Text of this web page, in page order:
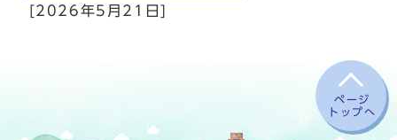
[2026年5月21日]
ページ
トップへ